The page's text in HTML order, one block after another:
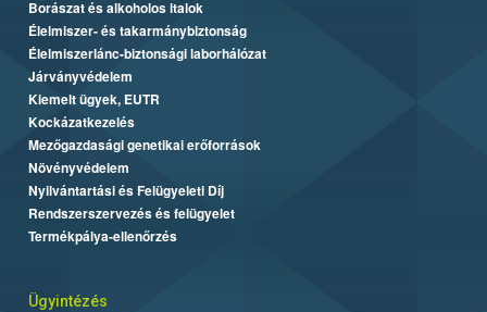
Borászat és alkoholos italok
Élelmiszer- és takarmánybiztonság
Élelmiszerlánc-biztonsági laborhálózat
Járványvédelem
Kiemelt ügyek, EUTR
Kockázatkezelés
Mezőgazdasági genetikai erőforrások
Növényvédelem
Nyilvántartási és Felügyeleti Díj
Rendszerszervezés és felügyelet
Termékpálya-ellenőrzés
Ügyintézés